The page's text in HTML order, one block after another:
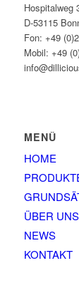
Hospitalweg
D-53115
Fon: +49
Mobil: +49
MENÜ
HOME
ÜBER UNS
NEWS
KONTAKT